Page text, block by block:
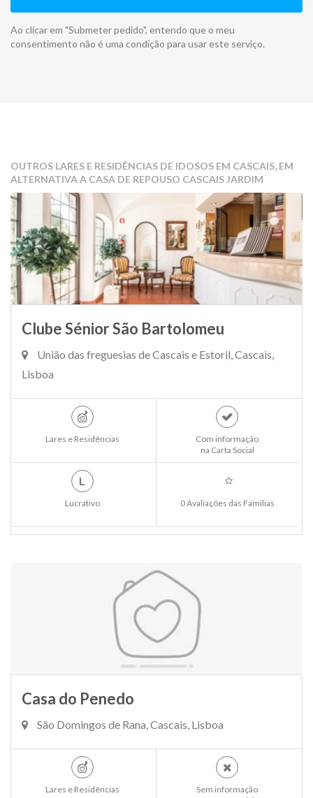
Ao clicar em "Submeter pedido", entendo que o meu
consentimento não é uma condição para usar este serviço.
OUTROS LARES E RESIDÊNCIAS DE IDOSOS EM CASCAIS, EM
ALTERNATIVA A CASA DE REPOUSO CASCAIS JARDIM
Clube Sénior São Bartolomeu
União das freguesias de Cascais e Estoril, Cascais,
Lisboa
Lares e Residências
Com informação
na Carta Social
L
Lucrativo 0 Avaliações das Familias
Casa do Penedo
São Domingos de Rana, Cascais, Lisboa
Lares e Residências
Sem informação